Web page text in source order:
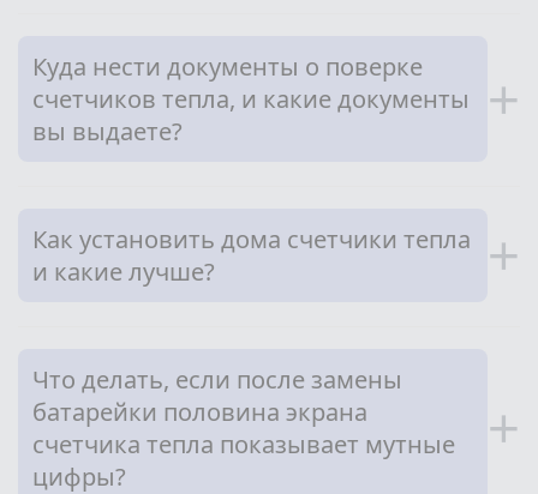
Куда нести документы о поверке
счетчиков тепла, и какие документы
вы выдаете?
+
Как установить дома счетчики тепла
и какие лучше?
+
Что делать, если после замены
батарейки половина экрана
счетчика тепла показывает мутные
цифры?
+